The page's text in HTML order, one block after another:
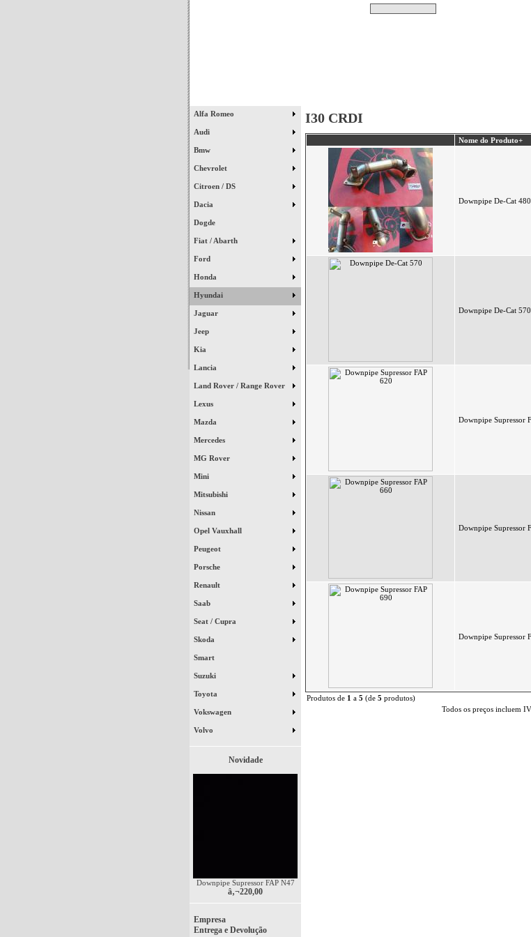
Alfa Romeo
Audi
Bmw
Chevrolet
Citroen / DS
Dacia
Dogde
Fiat / Abarth
Ford
Honda
Hyundai
Jaguar
Jeep
Kia
Lancia
Land Rover / Range Rover
Lexus
Mazda
Mercedes
MG Rover
Mini
Mitsubishi
Nissan
Opel Vauxhall
Peugeot
Porsche
Renault
Saab
Seat / Cupra
Skoda
Smart
Suzuki
Toyota
Vokswagen
Volvo
Novidade
Downpipe Supressor FAP N47
â‚¬220,00
Empresa
Entrega e Devolução
I30 CRDI
Nome do Produto+
Downpipe De-Cat 480
Downpipe De-Cat 570
Downpipe Supressor
Downpipe Supressor
Downpipe Supressor
Produtos de 1 a 5 (de 5 produtos)
Todos os preços incluem